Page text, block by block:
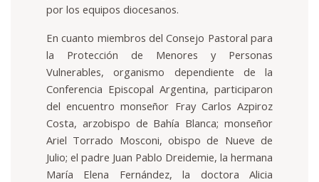
por los equipos diocesanos.
En cuanto miembros del Consejo Pastoral para
la Protección de Menores y Personas
Vulnerables, organismo dependiente de la
Conferencia Episcopal Argentina, participaron
del encuentro monseñor Fray Carlos Azpiroz
Costa, arzobispo de Bahía Blanca; monseñor
Ariel Torrado Mosconi, obispo de Nueve de
Julio; el padre Juan Pablo Dreidemie, la hermana
María Elena Fernández, la doctora Alicia